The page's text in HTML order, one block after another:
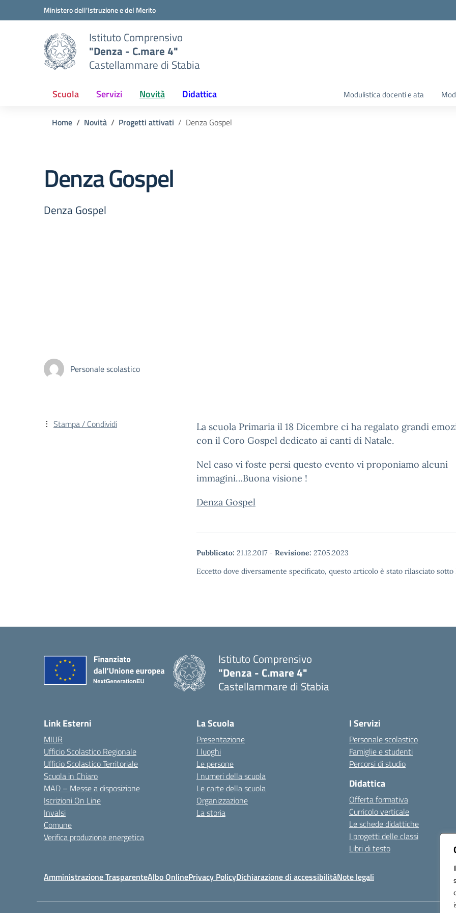
Vai ai contenuti
Vai al menu di navigazioneMinistero dell'Istruzione e del Merito
Istituto Comprensivo
"Denza - C.mare 4"
Castellammare di Stabia
Scuola Servizi Novità Didattica Modulistica docenti e ata
Home Novità Progetti attivati Denza Gospel
Denza Gospel
Denza Gospel
Personale scolastico
La scuola Primaria il 18 Dicembre ci ha regalato grandi
con il Coro Gospel dedicato ai canti di Natale.
Nel caso vi foste persi questo evento vi proponiamo alcuni
immagini…Buona visione !
Denza Gospel
Pubblicato: 21.12.2017 - Revisione: 27.05.2023
Eccetto dove diversamente specificato, questo articolo è stato rilasciato
Stampa / Condividi
Istituto Comprensivo
"Denza - C.mare 4"
Castellammare di Stabia
Link Esterni
MIUR
Ufficio Scolastico Regionale
Ufficio Scolastico Territoriale
Scuola in Chiaro
MAD – Messe a disposizione
Iscrizioni On Line
Invalsi
Comune
Verifica produzione energetica
La Scuola
Presentazione
I luoghi
Le persone
I numeri della scuola
Le carte della scuola
Organizzazione
La storia
I Servizi
Personale scolastico
Famiglie e studenti
Percorsi di studio
Didattica
Offerta formativa
Curricolo verticale
Le schede didattiche
I progetti delle classi
Libri di testo
Amministrazione TrasparenteAlbo OnlinePrivacy PolicyDichiarazione di accessibilitàNote legali